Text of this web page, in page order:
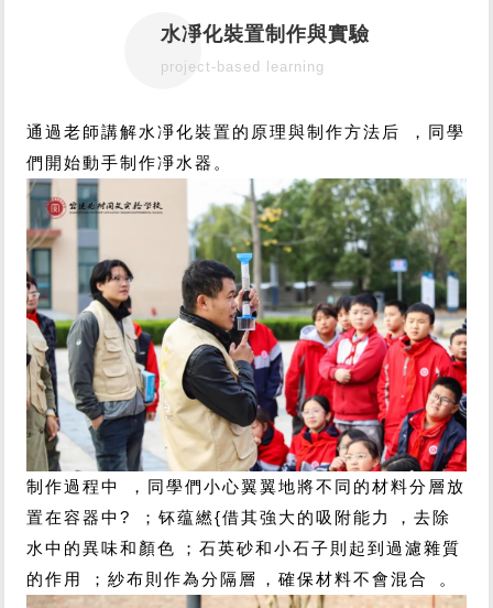
水凈化裝置制作與實驗
project-based learning
通過老師講解水凈化裝置的原理與制作方法后，同學
們開始動手制作凈水器。
制作過程中，同學們小心翼翼地將不同的材料分層放
置在容器中?；钚蕴繎{借其強大的吸附能力，去除
水中的異味和顏色；石英砂和小石子則起到過濾雜質
的作用；紗布則作為分隔層，確保材料不會混合。